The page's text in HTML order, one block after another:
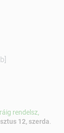
rendelsz,
12, szerda